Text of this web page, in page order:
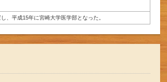
、平成15年に宮崎大学医学部となった。